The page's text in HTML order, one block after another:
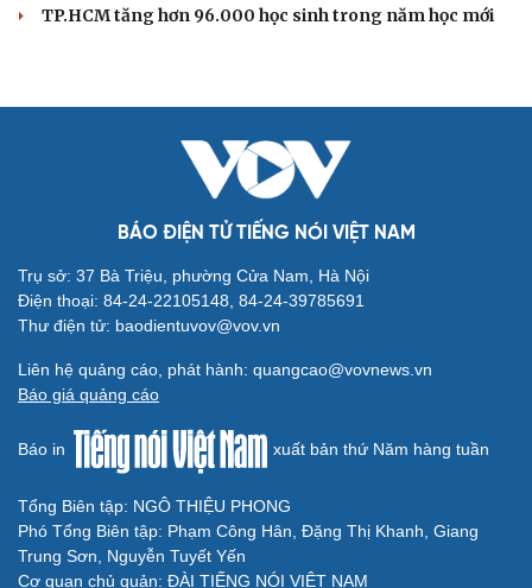
TP.HCM tăng hơn 96.000 học sinh trong năm học mới
BÁO ĐIỆN TỬ TIẾNG NÓI VIỆT NAM
Trụ sở: 37 Bà Triệu, phường Cửa Nam, Hà Nội
Điện thoại: 84-24-22105148, 84-24-39785691
Thư điện tử: baodientuvov@vov.vn
Liên hệ quảng cáo, phát hành: quangcao@vovnews.vn
Báo giá quảng cáo
Báo in xuất bản thứ Năm hàng tuần
Tổng Biên tập: NGÔ THIỆU PHONG
Phó Tổng Biên tập: Phạm Công Hân, Đặng Thị Khanh, Giang
Trung Sơn, Nguyễn Tuyết Yến
Cơ quan chủ quản: ĐÀI TIẾNG NÓI VIỆT NAM